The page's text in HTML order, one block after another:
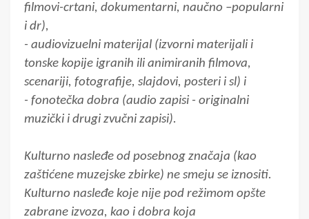
filmovi-crtani, dokumentarni, naučno –popularni
i dr),
- audiovizuelni materijal (izvorni materijali i
tonske kopije igranih ili animiranih filmova,
scenariji, fotografije, slajdovi, posteri i sl) i
- fonotečka dobra (audio zapisi - originalni
muzički i drugi zvučni zapisi).
Kulturno nasleđe od posebnog značaja (kao
zaštićene muzejske zbirke) ne smeju se iznositi.
Kulturno nasleđe koje nije pod režimom opšte
zabrane izvoza, kao i dobra koja